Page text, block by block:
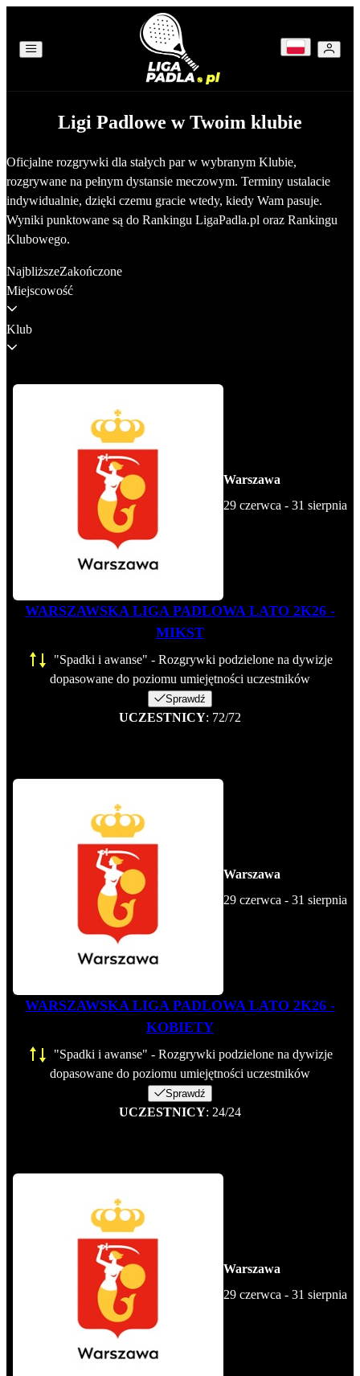
Ligi Padlowe w Twoim klubie
Oficjalne rozgrywki dla stałych par w wybranym Klubie,
rozgrywane na pełnym dystansie meczowym. Terminy ustalacie
indywidualnie, dzięki czemu gracie wtedy, kiedy Wam pasuje.
Wyniki punktowane są do Rankingu LigaPadla.pl oraz Rankingu
Klubowego.
NajbliższeZakończone
Miejscowość
Klub
Warszawa
29 czerwca - 31 sierpnia
WARSZAWSKA LIGA PADLOWA LATO 2K26 -
MIKST
"Spadki i awanse" - Rozgrywki podzielone na dywizje
dopasowane do poziomu umiejętności uczestników
Sprawdź
UCZESTNICY: 72/72
Warszawa
29 czerwca - 31 sierpnia
WARSZAWSKA LIGA PADLOWA LATO 2K26 -
KOBIETY
"Spadki i awanse" - Rozgrywki podzielone na dywizje
dopasowane do poziomu umiejętności uczestników
Sprawdź
UCZESTNICY: 24/24
Warszawa
29 czerwca - 31 sierpnia